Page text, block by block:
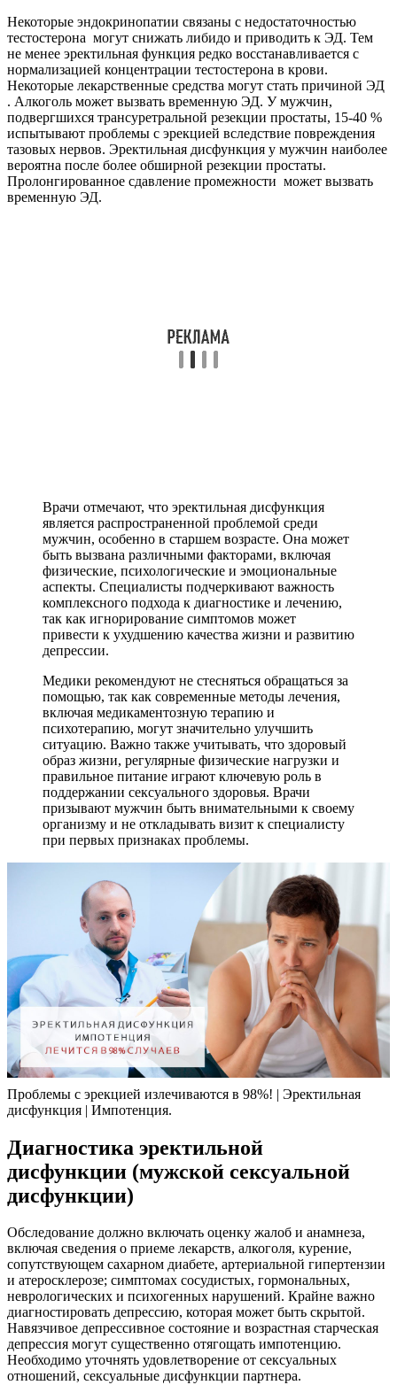
Некоторые эндокринопатии связаны с недостаточностью
тестостерона могут снижать либидо и приводить к ЭД. Тем
не менее эректильная функция редко восстанавливается с
нормализацией концентрации тестостерона в крови.
Некоторые лекарственные средства могут стать причиной ЭД
. Алкоголь может вызвать временную ЭД. У мужчин,
подвергшихся трансуретральной резекции простаты, 15-40 %
испытывают проблемы с эрекцией вследствие повреждения
тазовых нервов. Эректильная дисфункция у мужчин наиболее
вероятна после более обширной резекции простаты.
Пролонгированное сдавление промежности может вызвать
временную ЭД.
Врачи отмечают, что эректильная дисфункция
является распространенной проблемой среди
мужчин, особенно в старшем возрасте. Она может
быть вызвана различными факторами, включая
физические, психологические и эмоциональные
аспекты. Специалисты подчеркивают важность
комплексного подхода к диагностике и лечению,
так как игнорирование симптомов может
привести к ухудшению качества жизни и развитию
депрессии.
Медики рекомендуют не стесняться обращаться за
помощью, так как современные методы лечения,
включая медикаментозную терапию и
психотерапию, могут значительно улучшить
ситуацию. Важно также учитывать, что здоровый
образ жизни, регулярные физические нагрузки и
правильное питание играют ключевую роль в
поддержании сексуального здоровья. Врачи
призывают мужчин быть внимательными к своему
организму и не откладывать визит к специалисту
при первых признаках проблемы.
Проблемы с эрекцией излечиваются в 98%! | Эректильная
дисфункция | Импотенция.
Диагностика эректильной
дисфункции (мужской сексуальной
дисфункции)
Обследование должно включать оценку жалоб и анамнеза,
включая сведения о приеме лекарств, алкоголя, курение,
сопутствующем сахарном диабете, артериальной гипертензии
и атеросклерозе; симптомах сосудистых, гормональных,
неврологических и психогенных нарушений. Крайне важно
диагностировать депрессию, которая может быть скрытой.
Навязчивое депрессивное состояние и возрастная старческая
депрессия могут существенно отягощать импотенцию.
Необходимо уточнять удовлетворение от сексуальных
отношений, сексуальные дисфункции партнера.